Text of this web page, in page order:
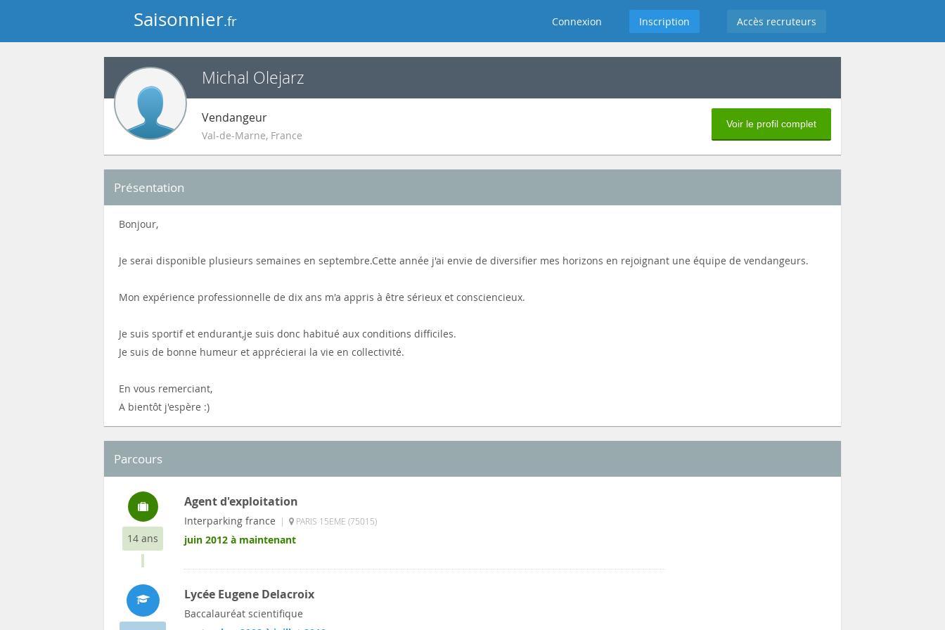
Saisonnier.fr Connexion Inscription Accès recruteurs
Michal Olejarz
Vendangeur
Val-de-Marne, France
Voir le profil complet
Présentation
Bonjour,
Je serai disponible plusieurs semaines en septembre.Cette année j'ai envie de diversifier mes horizons en rejoignant une équipe de vendangeurs.
Mon expérience professionnelle de dix ans m'a appris à être sérieux et consciencieux.
Je suis sportif et endurant,je suis donc habitué aux conditions difficiles.
Je suis de bonne humeur et apprécierai la vie en collectivité.
En vous remerciant,
A bientôt j'espère :)
Parcours
14 ans
Agent d'exploitation
Interparking france | PARIS 15EME (75015)
juin 2012 à maintenant
Lycée Eugene Delacroix
Baccalauréat scientifique